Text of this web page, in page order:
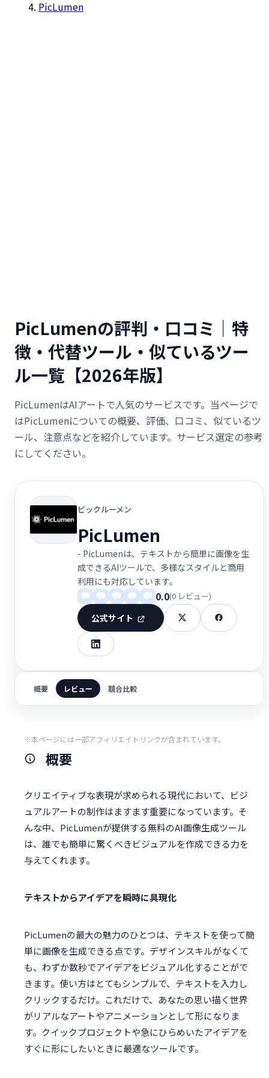
PicLumen
PicLumenの評判・口コミ｜特
徴・代替ツール・似ているツー
ル一覧【2026年版】
PicLumenはAIアートで人気のサービスです。当ページで
はPicLumenについての概要、評価、口コミ、似ているツ
ール、注意点などを紹介しています。サービス選定の参考
にしてください。
ピックルーメン
PicLumen
- PicLumenは、テキストから簡単に画像を生
成できるAIツールで、多様なスタイルと商用
利用にも対応しています。
0.0(0 レビュー)
公式サイト
概要 レビュー 競合比較
※本ページには一部アフィリエイトリンクが含まれています。
概要
クリエイティブな表現が求められる現代において、ビジ
ュアルアートの制作はますます重要になっています。そ
んな中、PicLumenが提供する無料のAI画像生成ツール
は、誰でも簡単に驚くべきビジュアルを作成できる力を
与えてくれます。
テキストからアイデアを瞬時に具現化
PicLumenの最大の魅力のひとつは、テキストを使って簡
単に画像を生成できる点です。デザインスキルがなくて
も、わずか数秒でアイデアをビジュアル化することがで
きます。使い方はとてもシンプルで、テキストを入力し
クリックするだけ。これだけで、あなたの思い描く世界
がリアルなアートやアニメーションとして形になりま
す。クイックプロジェクトや急にひらめいたアイデアを
すぐに形にしたいときに最適なツールです。